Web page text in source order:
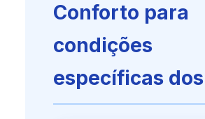
Conforto para
condições
específicas